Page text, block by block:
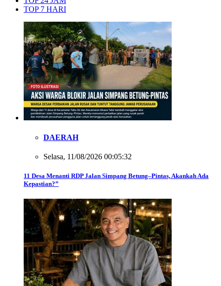
TOP 7 HARI
DAERAH
Selasa, 11/08/2026 00:05:32
11 Desa Menanti RDP Jalan Simpang Betung–Pintas, Akankah Ada
Kepastian?”